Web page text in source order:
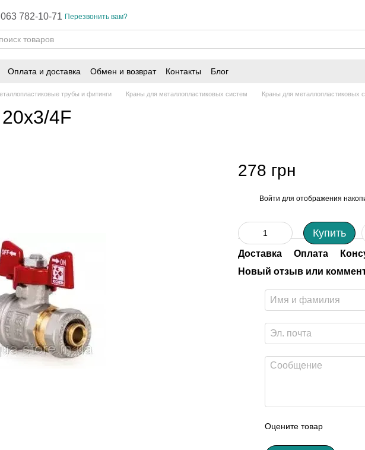
063 782-10-71 Перезвонить вам?
Оплата и доставка Обмен и возврат Контакты Блог
трубы и фитинги Краны для металлопластиковых систем Краны для металлопластиковых
4F
278 грн
Войти для отображения
Купить
Доставка Оплата
Новый отзыв или
Оцените товар